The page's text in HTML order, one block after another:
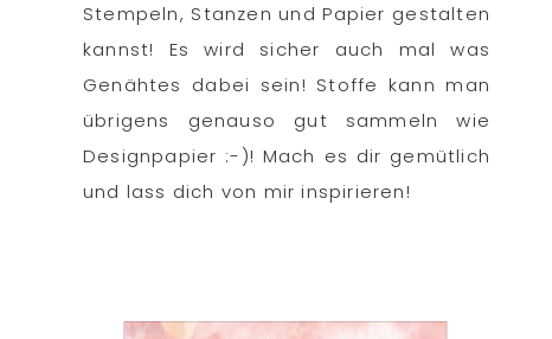
Stempeln, Stanzen und Papier gestalten
kannst! Es wird sicher auch mal was
Genähtes dabei sein! Stoffe kann man
übrigens genauso gut sammeln wie
Designpapier :-)! Mach es dir gemütlich
und lass dich von mir inspirieren!